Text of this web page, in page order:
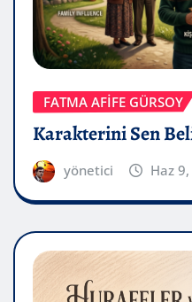
FATMA AFİFE GÜRSOY
Karakterini Sen
yönetici Haz